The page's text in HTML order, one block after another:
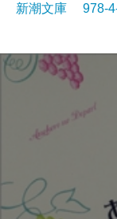
新潮文庫 978-